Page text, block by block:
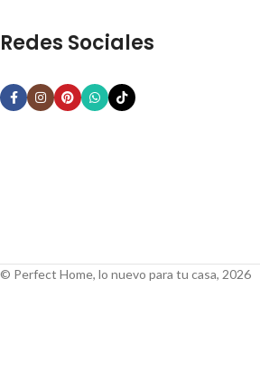
Redes Sociales
© Perfect Home, lo nuevo para tu casa, 2026